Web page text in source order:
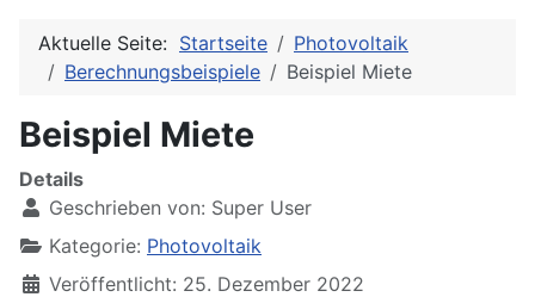
Aktuelle Seite: Startseite
Photovoltaik
Berechnungsbeispiele
Beispiel Miete
Beispiel Miete
Details
Geschrieben von: Super User
Kategorie: Photovoltaik
Veröffentlicht: 25. Dezember 2022